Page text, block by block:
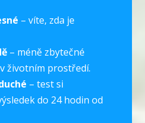
– víte, zda je
– méně zbytečné
životním prostředí.
– test si
do 24 hodin od